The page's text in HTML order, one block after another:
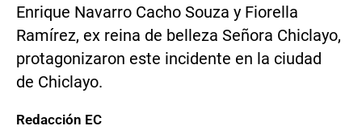
Enrique Navarro Cacho Souza y Fiorella
Ramírez, ex reina de belleza Señora Chiclayo,
protagonizaron este incidente en la ciudad
de Chiclayo.
Redacción EC